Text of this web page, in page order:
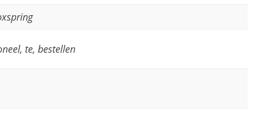
te, bestellen